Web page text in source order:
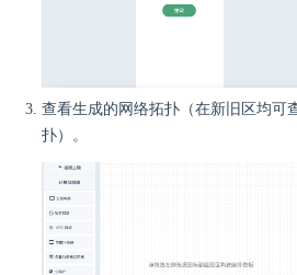
查看生成的网络拓扑（在新旧区均可
扑）。